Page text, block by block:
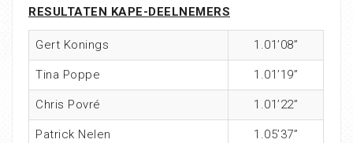
RESULTATEN KAPE-DEELNEMERS
Gert Konings 1.01’08”
Tina Poppe 1.01’19”
Chris Povré 1.01’22”
Patrick Nelen 1.05’37”